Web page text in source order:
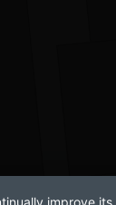
improve